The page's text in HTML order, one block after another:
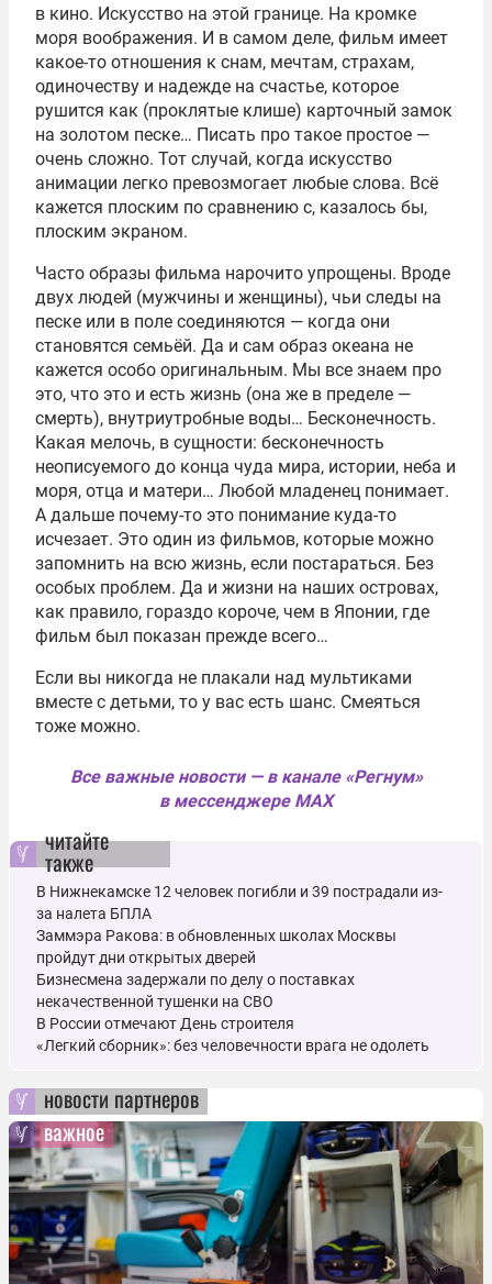
в кино. Искусство на этой границе. На кромке
моря воображения. И в самом деле, фильм имеет
какое-то отношения к снам, мечтам, страхам,
одиночеству и надежде на счастье, которое
рушится как (проклятые клише) карточный замок
на золотом песке… Писать про такое простое —
очень сложно. Тот случай, когда искусство
анимации легко превозмогает любые слова. Всё
кажется плоским по сравнению с, казалось бы,
плоским экраном.
Часто образы фильма нарочито упрощены. Вроде
двух людей (мужчины и женщины), чьи следы на
песке или в поле соединяются — когда они
становятся семьёй. Да и сам образ океана не
кажется особо оригинальным. Мы все знаем про
это, что это и есть жизнь (она же в пределе —
смерть), внутриутробные воды… Бесконечность.
Какая мелочь, в сущности: бесконечность
неописуемого до конца чуда мира, истории, неба и
моря, отца и матери… Любой младенец понимает.
А дальше почему-то это понимание куда-то
исчезает. Это один из фильмов, которые можно
запомнить на всю жизнь, если постараться. Без
особых проблем. Да и жизни на наших островах,
как правило, гораздо короче, чем в Японии, где
фильм был показан прежде всего…
Если вы никогда не плакали над мультиками
вместе с детьми, то у вас есть шанс. Смеяться
тоже можно.
Все важные новости — в канале «Регнум»
в мессенджере MAX
читайте
также
В Нижнекамске 12 человек погибли и 39 пострадали из-
за налета БПЛА
Заммэра Ракова: в обновленных школах Москвы
пройдут дни открытых дверей
Бизнесмена задержали по делу о поставках
некачественной тушенки на СВО
В России отмечают День строителя
«Легкий сборник»: без человечности врага не одолеть
новости партнеров
важное